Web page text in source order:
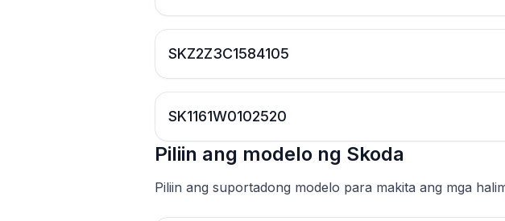
SKZ2Z3C1584105
SK1161W0102520
Piliin ang modelo ng Skoda
Piliin ang suportadong modelo para makita ang mga